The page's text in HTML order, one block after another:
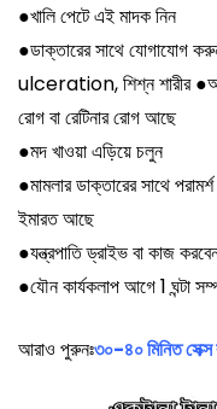
●খালি পেটে এই মাদক নিন
●ডাক্তারের সাথে যোগাযোগ
ulceration, শিশ্ন শারীর●
রোগ বা রেটিনার রোগ আছে
●মদ খাওয়া এড়িয়ে চলুন
●মামলার ডাক্তারের সাথে
ইমারত আছে
●যন্ত্রপাতি ড্রাইভ বা কাজ
●যৌন কার্যকলাপ আগে 1 ঘন্টা
আরাও পুরুনঃ৩০-৪০ মিনিত সেক্স